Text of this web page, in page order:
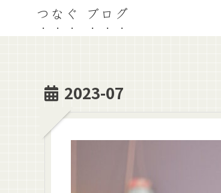
つなぐ ブログ
2023-07